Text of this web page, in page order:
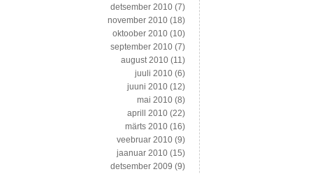
detsember 2010 (7)
november 2010 (18)
oktoober 2010 (10)
september 2010 (7)
august 2010 (11)
juuli 2010 (6)
juuni 2010 (12)
mai 2010 (8)
aprill 2010 (22)
märts 2010 (16)
veebruar 2010 (9)
jaanuar 2010 (15)
detsember 2009 (9)